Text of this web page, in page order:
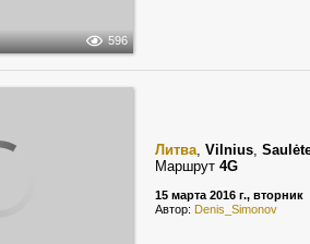
596
Литва, Vilnius,
Маршрут 4G
15 марта 2016 г., вторник
Автор: Denis_Simonov